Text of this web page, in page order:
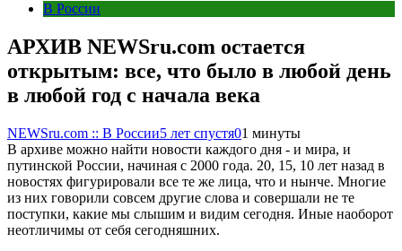
В России
АРХИВ NEWSru.com остается
открытым: все, что было в любой день
в любой год с начала века
NEWSru.com :: В России5 лет спустя01 минуты
В архиве можно найти новости каждого дня - и мира, и
путинской России, начиная с 2000 года. 20, 15, 10 лет назад в
новостях фигурировали все те же лица, что и нынче. Многие
из них говорили совсем другие слова и совершали не те
поступки, какие мы слышим и видим сегодня. Иные наоборот
неотличимы от себя сегодняшних.